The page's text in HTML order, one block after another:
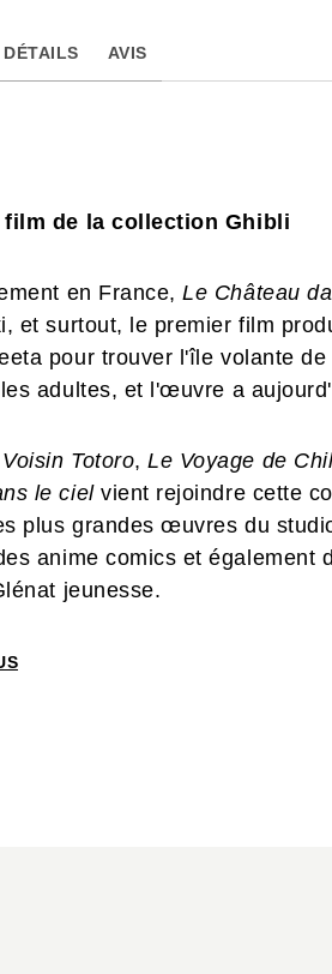
DÉTAILS AVIS
film de la collection Ghibli
en France,Le Château
et surtout, le premier film
pour trouver l'île volante
adultes, et l'œuvre a
Totoro,Le Voyage de
le cielvient rejoindre cette
plus grandes œuvres du
anime comics et également
jeunesse.